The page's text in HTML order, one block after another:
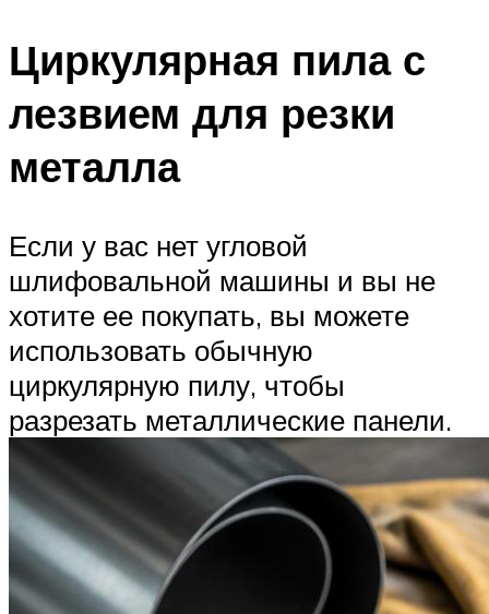
Циркулярная пила с
лезвием для резки
металла
Если у вас нет угловой
шлифовальной машины и вы не
хотите ее покупать, вы можете
использовать обычную
циркулярную пилу, чтобы
разрезать металлические панели.